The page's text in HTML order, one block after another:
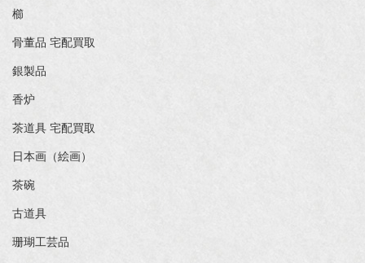
櫛
骨董品 宅配買取
銀製品
香炉
茶道具 宅配買取
日本画（絵画）
茶碗
古道具
珊瑚工芸品